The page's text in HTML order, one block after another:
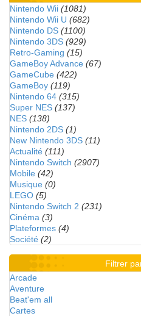
Nintendo Wii (1081)
Nintendo Wii U (682)
Nintendo DS (1100)
Nintendo 3DS (929)
Retro-Gaming (15)
GameBoy Advance (67)
GameCube (422)
GameBoy (119)
Nintendo 64 (315)
Super NES (137)
NES (138)
Nintendo 2DS (1)
New Nintendo 3DS (11)
Actualité (111)
Nintendo Switch (2907)
Mobile (42)
Musique (0)
LEGO (5)
Nintendo Switch 2 (231)
Cinéma (3)
Plateformes (4)
Société (2)
Filtrer
Arcade
Aventure
Beat'em all
Cartes